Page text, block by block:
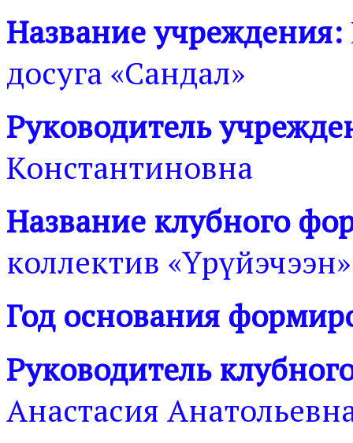
Название учреждения:
досуга «Сандал»
Руководитель
Константиновна
Название клубного
коллектив
Год основания
Руководитель
Анастасия